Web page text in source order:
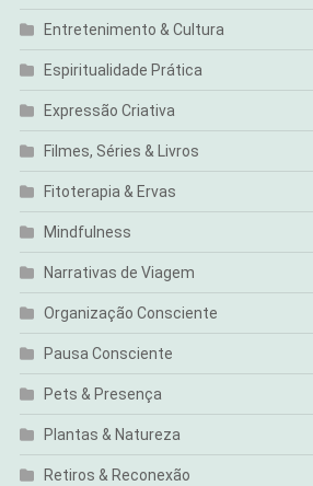
Entretenimento & Cultura
Espiritualidade Prática
Expressão Criativa
Filmes, Séries & Livros
Fitoterapia & Ervas
Mindfulness
Narrativas de Viagem
Organização Consciente
Pausa Consciente
Pets & Presença
Plantas & Natureza
Retiros & Reconexão